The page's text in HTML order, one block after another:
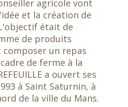
agricole vont
et la création de
L'objectif était de
de produits
un repas
de ferme à la
a ouvert ses
à Saint Saturnin, à
de la ville du Mans.